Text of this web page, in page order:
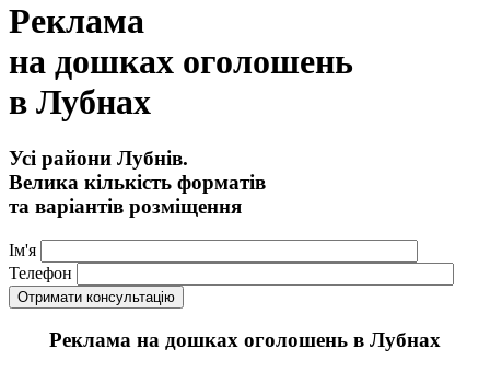
Реклама
на дошках оголошень
в Лубнах
Усі райони Лубнів.
Велика кількість форматів
та варіантів розміщення
Ім'я
Телефон
Реклама на дошках оголошень в Лубнах